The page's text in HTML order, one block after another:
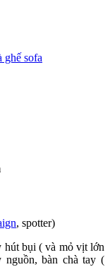
ghế sofa
, spotter)
hút bụi ( và mỏ vịt lớn
nguồn, bàn chà tay (